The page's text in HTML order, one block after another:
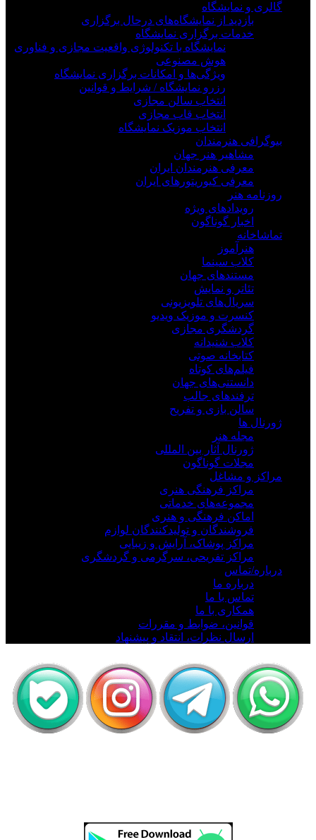
گالری و نمایشگاه
بازدید از نمایشگاه‌های درحال برگزاری
خدمات برگزاری نمایشگاه
نمایشگاه با تکنولوژی واقعیت مجازی و فناوری
هوش مصنوعی
ویژگی‌ها و امکانات برگزاری نمایشگاه
رزرو نمایشگاه / شرایط و قوانین
انتخاب سالن مجازی
انتخاب قاب مجازی
انتخاب موزیک نمایشگاه
بیوگرافی هنرمندان
مشاهیر هنر جهان
معرفی هنرمندان ایران
معرفی کیوریتورهای ایران
روزنامه هنر
رویدادهای ویژه
اخبار گوناگون
تماشاخانه
هنرآموز
کلاب سینما
مستندهای جهان
تئاتر و نمایش
سریال‌های تلویزیونی
کنسرت و موزیک ویدیو
گردشگری مجازی
کلاب شنیدانه
کتابخانه صوتی
فیلم‌های کوتاه
دانستنی‌های جهان
ترفندهای جالب
سالن بازی و تفریح
ژورنال ها
مجله هنر
ژورنال آثار بین المللی
مجلات گوناگون
مراکز و مشاغل
مراکز فرهنگی هنری
مجموعه‌های خدماتی
اماکن فرهنگی و هنری
فروشندگان و تولیدکنندگان لوازم
مراکز پوشاک، آرایش و زیبایی
مراکز تفریحی، سرگرمی و گردشگری
درباره/تماس
درباره ما
تماس با ما
همکاری با ما
قوانین، ضوابط و مقررات
ارسال نظرات، انتقاد و پیشنهاد